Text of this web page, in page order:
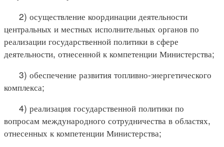
2) осуществление координации деятельности
центральных и местных исполнительных органов по
реализации государственной политики в сфере
деятельности, отнесенной к компетенции Министерства;
3) обеспечение развития топливно-энергетического
комплекса;
4) реализация государственной политики по
вопросам международного сотрудничества в областях,
отнесенных к компетенции Министерства;